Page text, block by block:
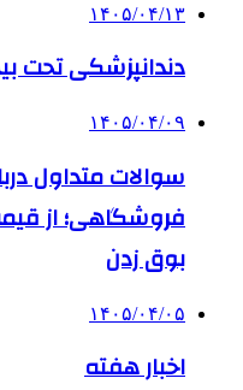
۱۴۰۵/۰۴/۱۳
دندانپزشکی تحت
۱۴۰۵/۰۴/۰۹
سوالات متداول
فروشگاهی؛ از
بوق زدن
۱۴۰۵/۰۴/۰۵
اخبار هفته